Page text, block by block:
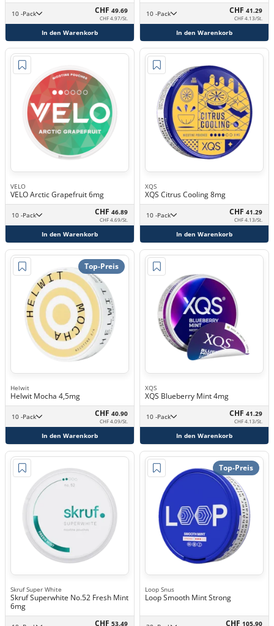
10 -Pack CHF 49.69
CHF 4.97/St.
In den Warenkorb
10 -Pack CHF 41.29
CHF 4.13/St.
In den Warenkorb
VELO
VELO Arctic Grapefruit 6mg
10 -Pack CHF 46.89
CHF 4.69/St.
In den Warenkorb
XQS
XQS Citrus Cooling 8mg
10 -Pack CHF 41.29
CHF 4.13/St.
In den Warenkorb
Top-Preis
Helwit
Helwit Mocha 4,5mg
10 -Pack CHF 40.90
CHF 4.09/St.
In den Warenkorb
XQS
XQS Blueberry Mint 4mg
10 -Pack CHF 41.29
CHF 4.13/St.
In den Warenkorb
Skruf Super White
Skruf Superwhite No.52 Fresh Mint
6mg
CHF 53.49
Top-Preis
Loop Snus
Loop Smooth Mint Strong
CHF 105.90